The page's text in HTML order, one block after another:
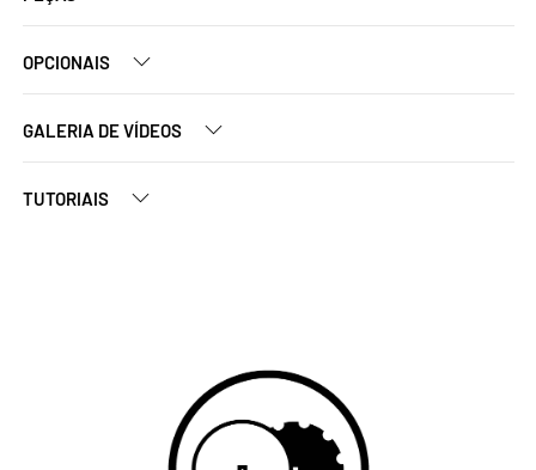
OPCIONAIS
GALERIA DE VÍDEOS
TUTORIAIS